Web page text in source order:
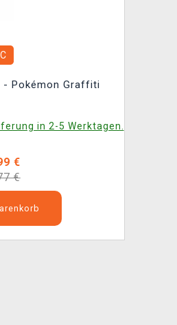
Pokémon Graffiti
in 2-5 Werktagen.
€
€